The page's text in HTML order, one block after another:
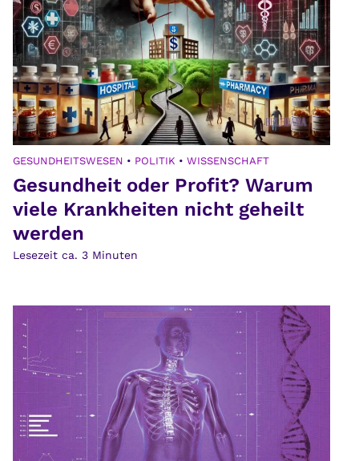
GESUNDHEITSWESEN • POLITIK • WISSENSCHAFT
Gesundheit oder Profit? Warum
viele Krankheiten nicht geheilt
werden
Lesezeit ca. 3 Minuten